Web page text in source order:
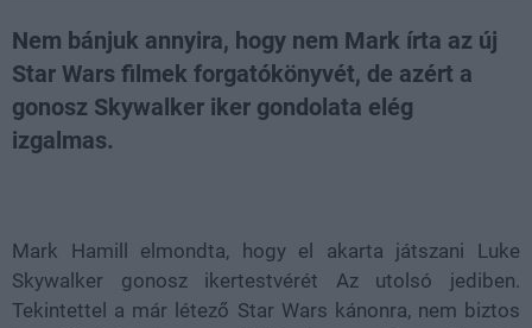
Nem bánjuk annyira, hogy nem Mark írta az új
Star Wars filmek forgatókönyvét, de azért a
gonosz Skywalker iker gondolata elég
izgalmas.
Mark Hamill elmondta, hogy el akarta játszani Luke
Skywalker gonosz ikertestvérét Az utolsó jediben.
Tekintettel a már létező Star Wars kánonra, nem biztos